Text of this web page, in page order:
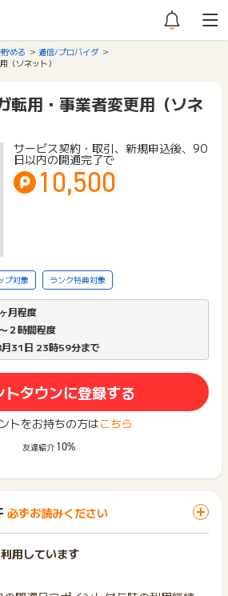
める
通信/プロバイダ
（ソネット）
用・事業者変更用（ソネ
サービス契約・取引、新規申込後、90
日以内の開通完了で
10,500
プ対象 ランク特典対象
月程度
２時間程度
31日 23時59分まで
トタウンに登録する
トをお持ちの方はこちら
友達紹介 10%
必ずお読みください
用しています